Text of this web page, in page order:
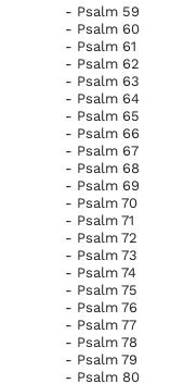
- Psalm 59
- Psalm 60
- Psalm 61
- Psalm 62
- Psalm 63
- Psalm 64
- Psalm 65
- Psalm 66
- Psalm 67
- Psalm 68
- Psalm 69
- Psalm 70
- Psalm 71
- Psalm 72
- Psalm 73
- Psalm 74
- Psalm 75
- Psalm 76
- Psalm 77
- Psalm 78
- Psalm 79
- Psalm 80